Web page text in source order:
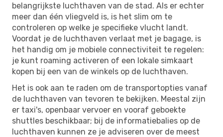
belangrijkste luchthaven van de stad. Als er echter
meer dan één vliegveld is, is het slim om te
controleren op welke je specifieke vlucht landt.
Voordat je de luchthaven verlaat met je bagage, is
het handig om je mobiele connectiviteit te regelen:
je kunt roaming activeren of een lokale simkaart
kopen bij een van de winkels op de luchthaven.
Het is ook aan te raden om de transportopties vanaf
de luchthaven van tevoren te bekijken. Meestal zijn
er taxi's, openbaar vervoer en vooraf geboekte
shuttles beschikbaar; bij de informatiebalies op de
luchthaven kunnen ze je adviseren over de meest